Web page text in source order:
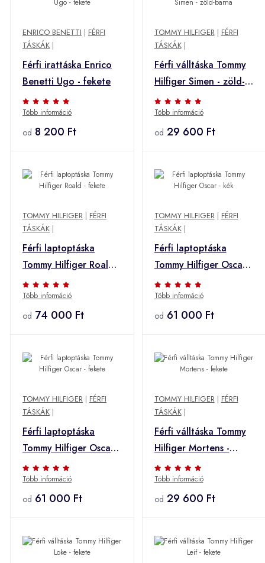
ENRICO BENETTI | FÉRFI
TÁSKÁK |
Férfi irattáska Enrico
Benetti Ugo - fekete
Több információ
od 8 200 Ft
TOMMY HILFIGER| FÉRFI
TÁSKÁK|
Férfi válltáska Tommy
Hilfiger Simen - zöld-
barna
Több információ
od 29 600 Ft
TOMMY HILFIGER | FÉRFI
TÁSKÁK |
Férfi laptoptáska
Tommy Hilfiger Roald -
fekete
Több információ
od 74 000 Ft
TOMMY HILFIGER| FÉRFI
TÁSKÁK|
Férfi laptoptáska
Tommy Hilfiger Oscar -
kék
Több információ
od 61 000 Ft
TOMMY HILFIGER | FÉRFI
TÁSKÁK |
Férfi laptoptáska
Tommy Hilfiger Oscar -
fekete
Több információ
od 61 000 Ft
TOMMY HILFIGER| FÉRFI
TÁSKÁK|
Férfi válltáska Tommy
Hilfiger Mortens -
fekete
Több információ
od 29 600 Ft